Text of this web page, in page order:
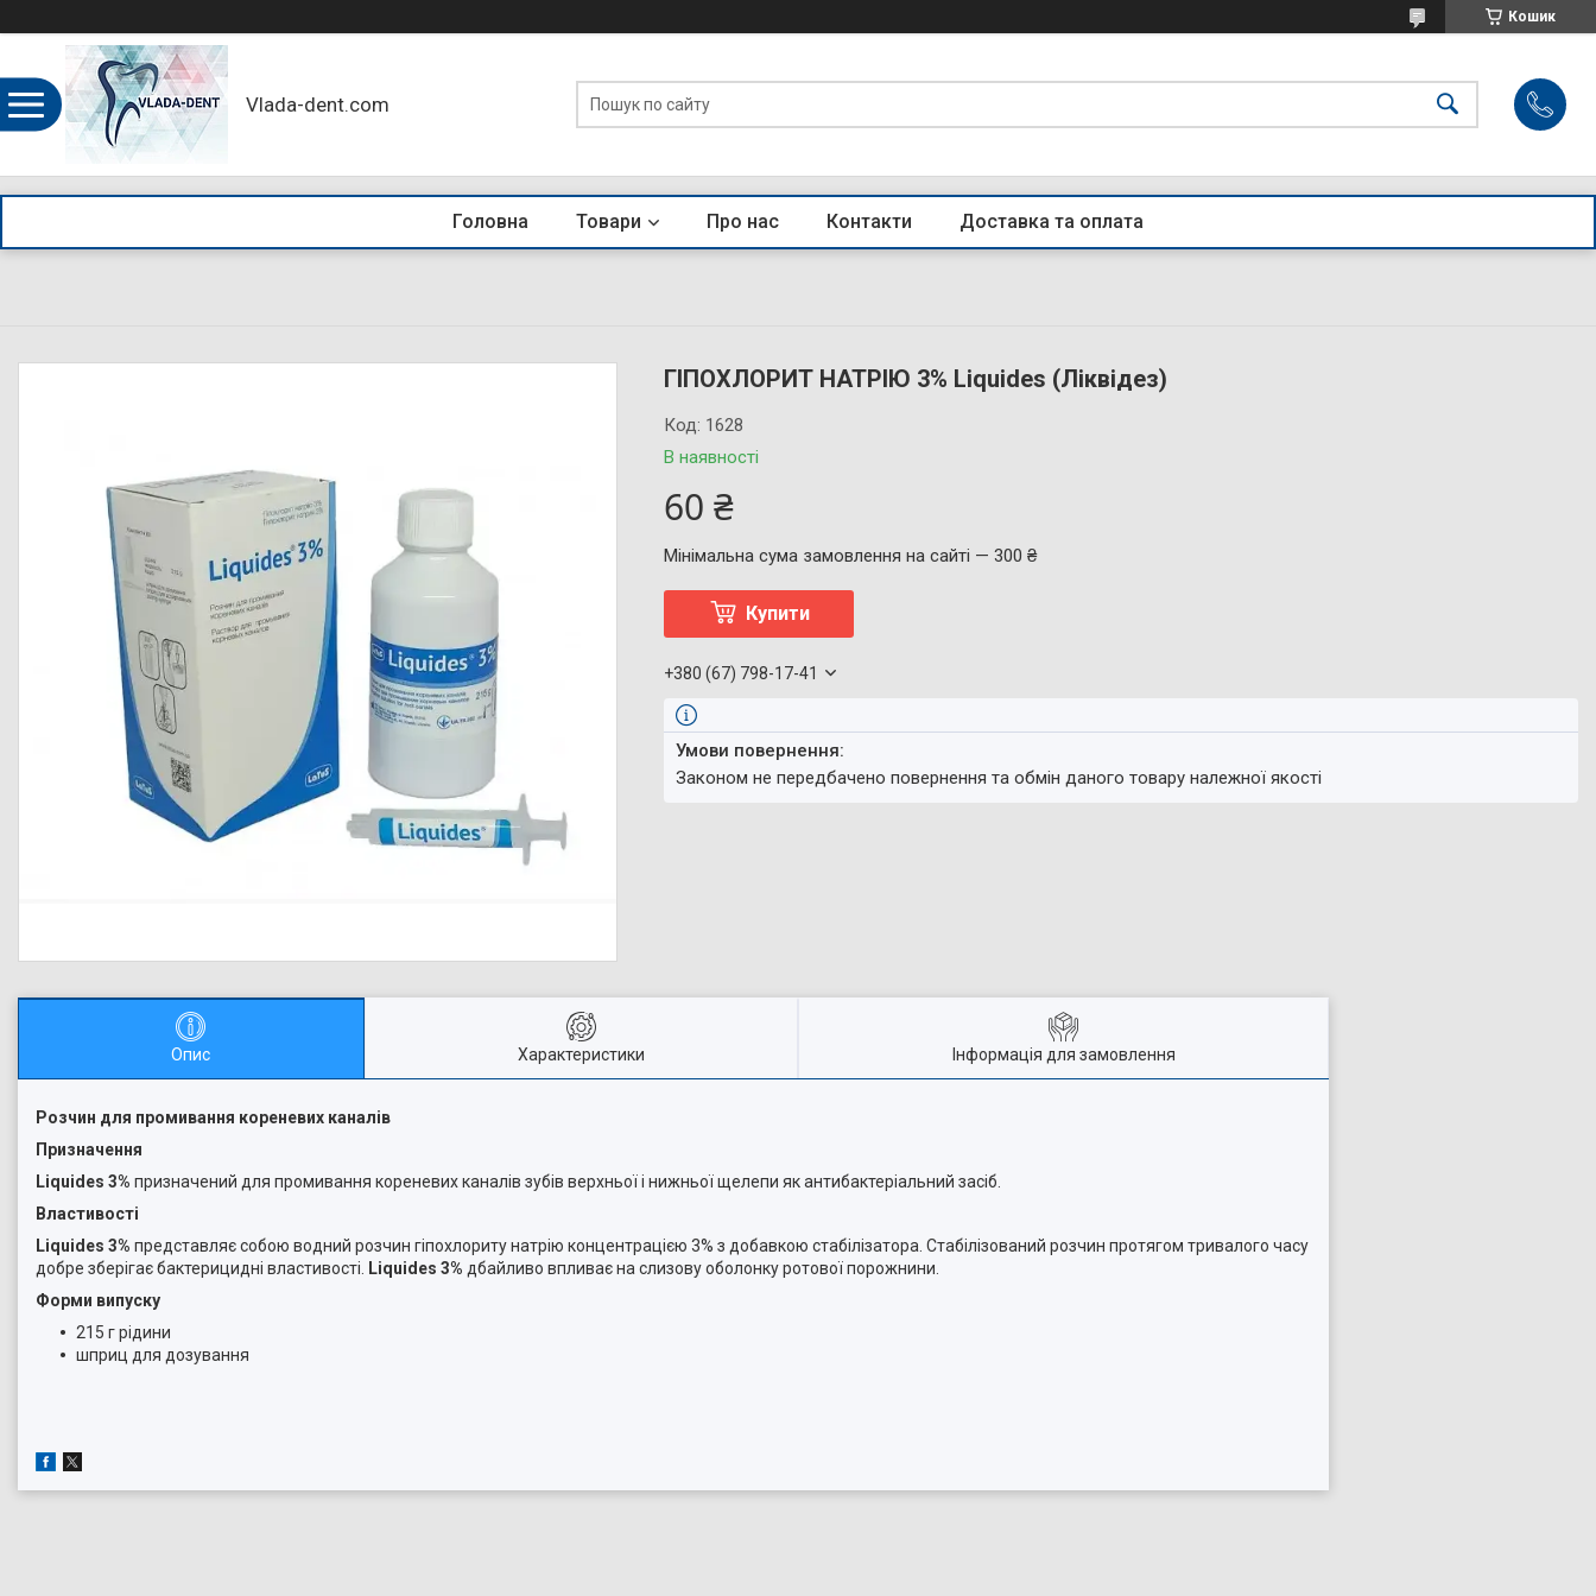
Кошик
Vlada-dent.com
Головна Товари Про нас Контакти Доставка та оплата
ГІПОХЛОРИТ НАТРІЮ 3% Liquides (Ліквідез)
В наявності
Код: 1628
60 ₴
Мінімальна сума замовлення на сайті — 300 ₴
Купити
+380 (67) 798-17-41
Законом не передбачено повернення та обмін даного товару належної якості
Опис Характеристики Інформація для замовлення
Розчин для промивання кореневих каналiв
Призначення
Liquides 3% призначений для промивання кореневих каналів зубів верхньої і нижньої щелепи як антибактеріальний засіб.
Властивості
Liquides 3% представляє собою водний розчин гіпохлориту натрію концентрацією 3% з добавкою стабілізатора. Стабілізований розчин протягом тривалого часу
добре зберігає бактерицидні властивості.
Liquides 3% дбайливо впливає на слизову оболонку ротової порожнини.
Форми випуску
215 г рідини
шприц для дозування